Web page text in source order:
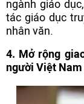
ngành giáo
tác giáo dục
nhân văn.
4. Mở rộng
người Việt